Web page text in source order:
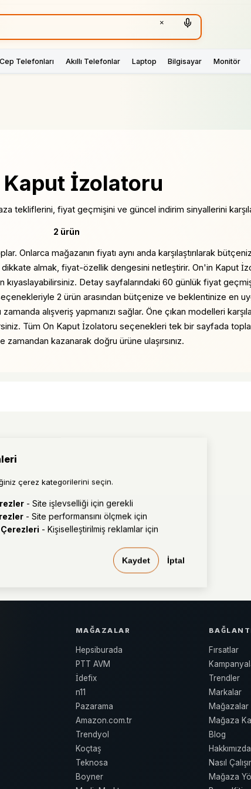
×
Cep Telefonları Akıllı Telefonlar Laptop Bilgisayar Monitör
Kaput İzolatoru
tekliflerini, fiyat geçmişini ve güncel indirim sinyallerini
2 ürün
mağazanın fiyatı aynı anda karşılaştırılarak
dikkate almak, fiyat-özellik dengesini netleştirir. On'in Kaput
Detay sayfalarındaki 60 günlük fiyat
2 ürün arasından bütçenize ve beklentinize en
alışveriş yapmanızı sağlar. Öne çıkan modelleri
Tüm On Kaput İzolatoru seçenekleri tek bir sayfada
zamandan kazanarak doğru ürüne ulaşırsınız.
MAĞAZALAR
Hepsiburada
PTT AVM
İdefix
n11
Pazarama
Amazon.com.tr
Trendyol
Koçtaş
Teknosa
Boyner
Fırsatlar
Trendler
Markalar
Mağazalar
Mağaza
Blog
Hakkımızda
Nasıl
Mağaza
çerez kategorilerini seçin.
- Site işlevselliği için gerekli
- Site performansını ölçmek için
- Kişiselleştirilmiş reklamlar için
Kaydet İptal